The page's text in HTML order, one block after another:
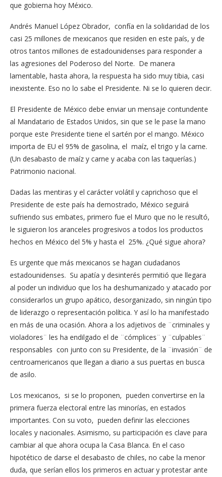
que gobierna hoy México.
Andrés Manuel López Obrador, confía en la solidaridad de los
casi 25 millones de mexicanos que residen en este país, y de
otros tantos millones de estadounidenses para responder a
las agresiones del Poderoso del Norte. De manera
lamentable, hasta ahora, la respuesta ha sido muy tibia, casi
inexistente. Eso no lo sabe el Presidente. Ni se lo quieren decir.
El Presidente de México debe enviar un mensaje contundente
al Mandatario de Estados Unidos, sin que se le pase la mano
porque este Presidente tiene el sartén por el mango. México
importa de EU el 95% de gasolina, el maíz, el trigo y la carne.
(Un desabasto de maíz y carne y acaba con las taquerías.)
Patrimonio nacional.
Dadas las mentiras y el carácter volátil y caprichoso que el
Presidente de este país ha demostrado, México seguirá
sufriendo sus embates, primero fue el Muro que no le resultó,
le siguieron los aranceles progresivos a todos los productos
hechos en México del 5% y hasta el 25%. ¿Qué sigue ahora?
Es urgente que más mexicanos se hagan ciudadanos
estadounidenses. Su apatía y desinterés permitió que llegara
al poder un individuo que los ha deshumanizado y atacado por
considerarlos un grupo apático, desorganizado, sin ningún tipo
de liderazgo o representación política. Y así lo ha manifestado
en más de una ocasión. Ahora a los adjetivos de ¨criminales y
violadores¨ les ha endilgado el de ¨cómplices¨ y ¨culpables¨
responsables con junto con su Presidente, de la ¨invasión¨ de
centroamericanos que llegan a diario a sus puertas en busca
de asilo.
Los mexicanos, si se lo proponen, pueden convertirse en la
primera fuerza electoral entre las minorías, en estados
importantes. Con su voto, pueden definir las elecciones
locales y nacionales. Asimismo, su participación es clave para
cambiar al que ahora ocupa la Casa Blanca. En el caso
hipotético de darse el desabasto de chiles, no cabe la menor
duda, que serían ellos los primeros en actuar y protestar ante